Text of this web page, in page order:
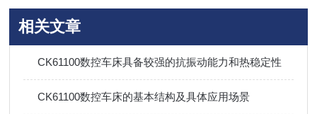
相关文章
CK61100数控车床具备较强的抗振动能力和热稳定性
CK61100数控车床的基本结构及具体应用场景